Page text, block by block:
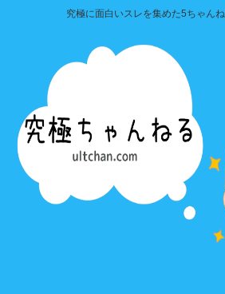
究極に面白いスレを集めた5ちゃん